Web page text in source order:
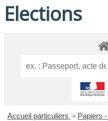
Elections
Accueil particuliers > Papiers